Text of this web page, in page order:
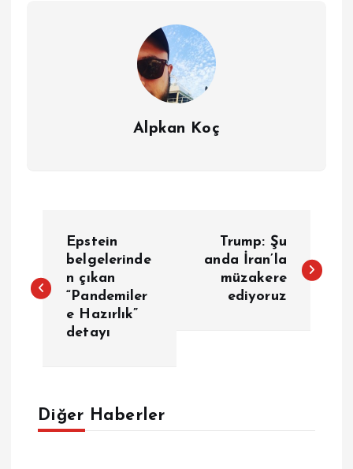
Alpkan Koç
z
e
Epstein
belgelerinde
n çıkan
“Pandemiler
e Hazırlık”
detayı
Trump: Şu
anda İran’la
müzakere
ediyoruz
Diğer Haberler